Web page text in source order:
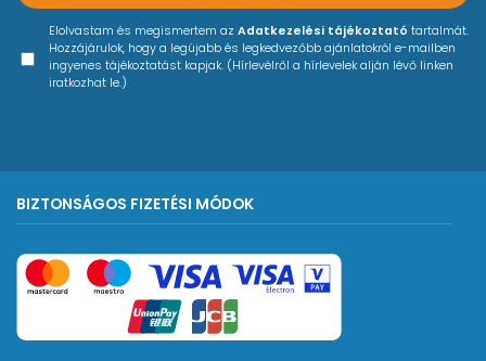
Elolvastam és megismertem az Adatkezelési tájékoztató tartalmát.
Hozzájárulok, hogy a legújabb és legkedvezőbb ajánlatokról e-mailben
ingyenes tájékoztatást kapjak. (Hírlevélről a hírlevelek alján lévő linken
iratkozhat le.)
BIZTONSÁGOS FIZETÉSI MÓDOK